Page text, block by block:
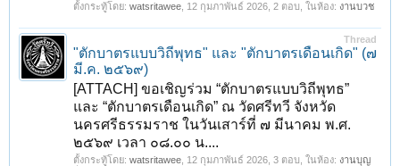
ตั้งกระทู้โดย: watsritawee 12 กุมภาพันธ์ 2026 , 2 ตอบ, ในห้อง: งานบวช
Thread
"ตักบาตรแบบวิถีพุทธ" และ "ตักบาตรเดือนเกิด" (๗
มี.ค. ๒๕๖๙)
[ATTACH] ขอเชิญร่วม “ตักบาตรแบบวิถีพุทธ”
และ “ตักบาตรเดือนเกิด” ณ วัดศรีทวี จังหวัด
นครศรีธรรมราช ในวันเสาร์ที่ ๗ มีนาคม พ.ศ.
๒๕๖๙ เวลา ๐๘.๐๐ น....
ตั้งกระทู้โดย: watsritawee 12 กุมภาพันธ์ 2026 , 3 ตอบ, ในห้อง: งานบุญ